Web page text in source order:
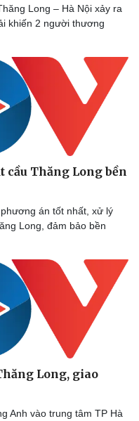
Long – Hà Nội xảy ra
khiến 2 người thương
cầu Thăng Long bền
án tốt nhất, xử lý
Long, đảm bảo bền
Long, giao
Anh vào trung tâm TP Hà